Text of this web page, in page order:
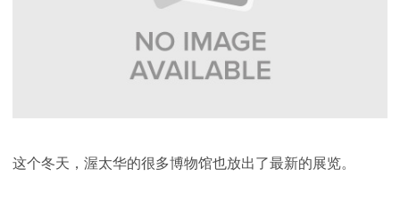
这个冬天，渥太华的很多博物馆也放出了最新的展览。